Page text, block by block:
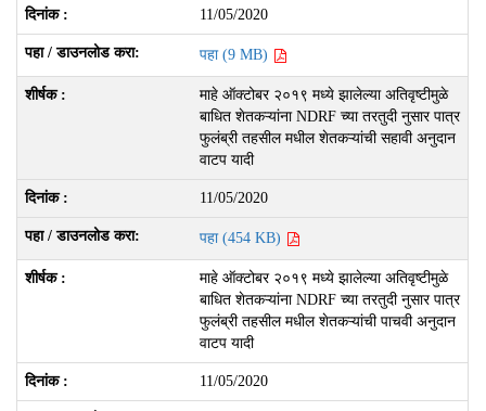
11/05/2020
पहा (9 MB)
माहे ऑक्टोबर २०१९ मध्ये झालेल्या अतिवृष्टीमुळे
बाधित शेतकऱ्यांना NDRF च्या तरतुदी नुसार पात्र
फुलंब्री तहसील मधील शेतकऱ्यांची सहावी अनुदान
वाटप यादी
11/05/2020
पहा (454 KB)
माहे ऑक्टोबर २०१९ मध्ये झालेल्या अतिवृष्टीमुळे
बाधित शेतकऱ्यांना NDRF च्या तरतुदी नुसार पात्र
फुलंब्री तहसील मधील शेतकऱ्यांची पाचवी अनुदान
वाटप यादी
11/05/2020